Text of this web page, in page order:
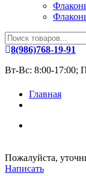
8(986)768-19-91
Вт-Вс: 8:00-17:00;
Главная
Пожалуйста,
Написать